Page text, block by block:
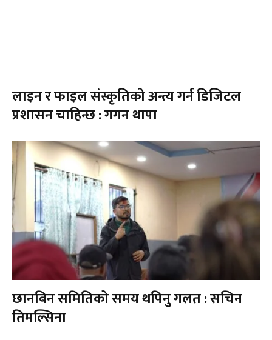
लाइन र फाइल संस्कृतिको अन्त्य गर्न डिजिटल
प्रशासन चाहिन्छ : गगन थापा
छानबिन समितिको समय थपिनु गलत : सचिन
तिमल्सिना